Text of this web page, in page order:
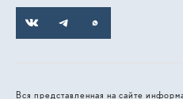
Вся представленная на сайте